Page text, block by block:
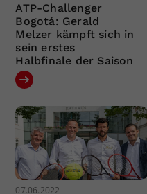
ATP-Challenger
Bogotá: Gerald
Melzer kämpft sich in
sein erstes
Halbfinale der Saison
07.06.2022